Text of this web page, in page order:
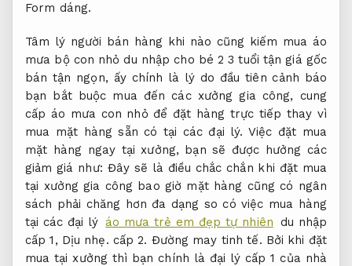
Form dáng.
Tâm lý người bán hàng khi nào cũng kiếm mua áo
mưa bộ con nhỏ du nhập cho bé 2 3 tuổi tận giá gốc
bán tận ngọn, ấy chính là lý do đầu tiên cảnh báo
bạn bắt buộc mua đến các xưởng gia công, cung
cấp áo mưa con nhỏ để đặt hàng trực tiếp thay vì
mua mặt hàng sẵn có tại các đại lý. Việc đặt mua
mặt hàng ngay tại xưởng, bạn sẽ được hưởng các
giảm giá như: Đây sẽ là điều chắc chắn khi đặt mua
tại xưởng gia công bao giờ mặt hàng cũng có ngân
sách phải chăng hơn đa dạng so có việc mua hàng
tại các đại lý áo mưa trẻ em đẹp tự nhiên du nhập
cấp 1, Dịu nhẹ. cấp 2. Đường may tinh tế. Bởi khi đặt
mua tại xưởng thì bạn chính là đại lý cấp 1 của nhà